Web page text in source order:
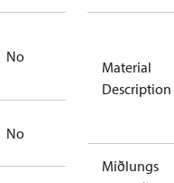
No
No
Material
Description
Miðlungs